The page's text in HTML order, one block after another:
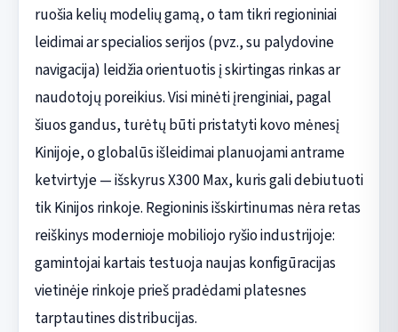
ruošia kelių modelių gamą, o tam tikri regioniniai
leidimai ar specialios serijos (pvz., su palydovine
navigacija) leidžia orientuotis į skirtingas rinkas ar
naudotojų poreikius. Visi minėti įrenginiai, pagal
šiuos gandus, turėtų būti pristatyti kovo mėnesį
Kinijoje, o globalūs išleidimai planuojami antrame
ketvirtyje — išskyrus X300 Max, kuris gali debiutuoti
tik Kinijos rinkoje. Regioninis išskirtinumas nėra retas
reiškinys modernioje mobiliojo ryšio industrijoje:
gamintojai kartais testuoja naujas konfigūracijas
vietinėje rinkoje prieš pradėdami platesnes
tarptautines distribucijas.